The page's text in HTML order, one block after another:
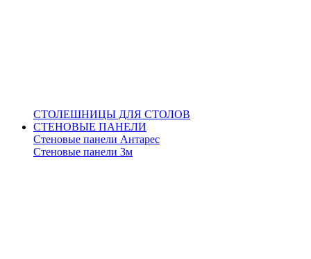
СТОЛЕШНИЦЫ ДЛЯ СТОЛОВ
СТЕНОВЫЕ ПАНЕЛИ
Стеновые панели Антарес
Стеновые панели 3м